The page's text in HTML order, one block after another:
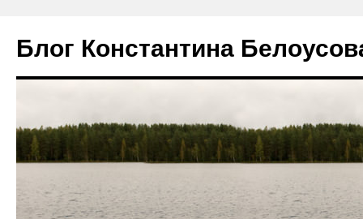
Блог Константина